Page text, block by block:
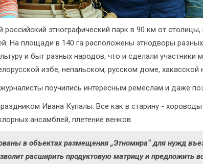
российский этнографический парк в 90 км от
На площади в 140 га расположены этнодворы
и быт разных народов, что и сделали участники
избе, непальском, русском доме, хакасской
поучились интересным ремеслам и даже
Ивана Купалы. Все как в старину - хороводы
ансамблей, плетение венков.
в объектах размещения „Этномира“ для нужд
расширить продуктовую матрицу и предложить